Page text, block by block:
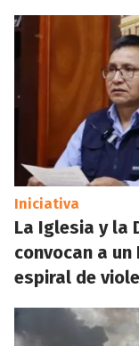
Iniciativa
La Iglesia y la
convocan a
espiral de